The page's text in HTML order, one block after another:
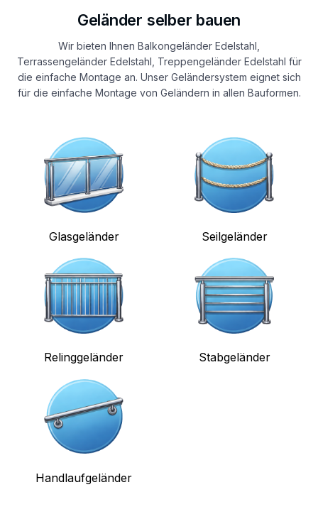
Geländer selber bauen
Wir bieten Ihnen Balkongeländer Edelstahl,
Terrassengeländer Edelstahl, Treppengeländer Edelstahl für
die einfache Montage an. Unser Geländersystem eignet sich
für die einfache Montage von Geländern in allen Bauformen.
Glasgeländer Seilgeländer
Relinggeländer Stabgeländer
Handlaufgeländer